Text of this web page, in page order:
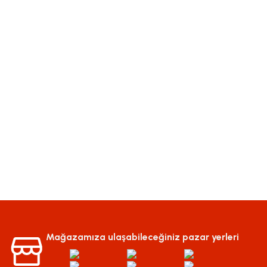
Mağazamıza ulaşabileceğiniz pazar yerleri